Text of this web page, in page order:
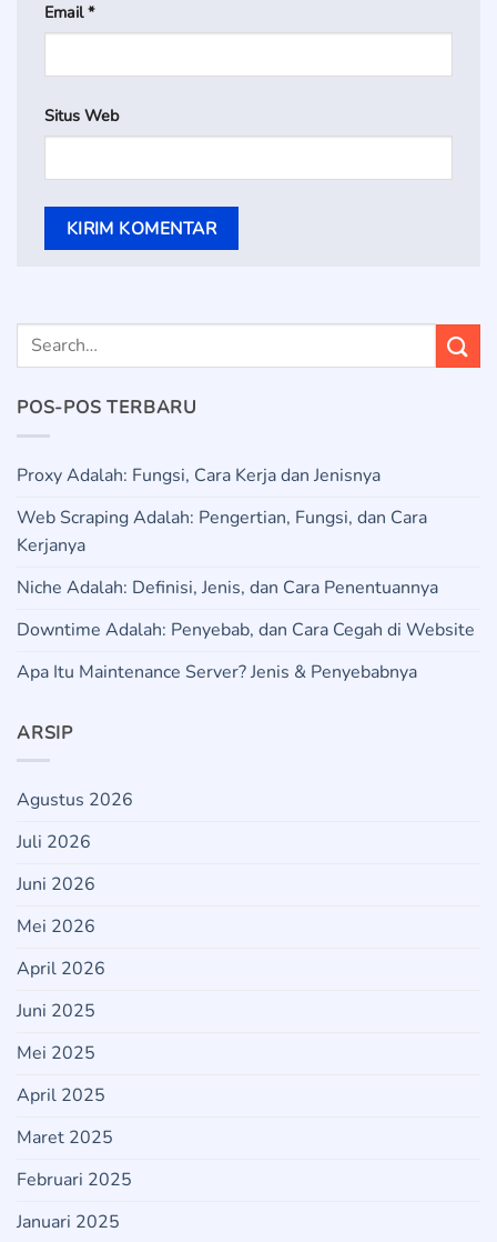
Email*
Situs Web
POS-POS TERBARU
Proxy Adalah: Fungsi, Cara Kerja dan Jenisnya
Web Scraping Adalah: Pengertian, Fungsi, dan Cara
Kerjanya
Niche Adalah: Definisi, Jenis, dan Cara Penentuannya
Downtime Adalah: Penyebab, dan Cara Cegah di Website
Apa Itu Maintenance Server? Jenis & Penyebabnya
ARSIP
Agustus 2026
Juli 2026
Juni 2026
Mei 2026
April 2026
Juni 2025
Mei 2025
April 2025
Maret 2025
Februari 2025
Januari 2025